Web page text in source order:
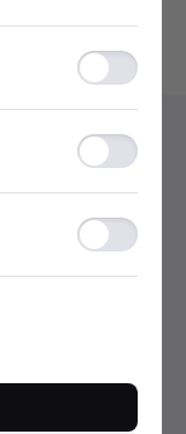
storage
storage
Ad
storage